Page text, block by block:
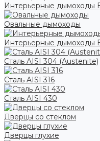
Интерьерные дымоходы
Овальные дымоходы
Интерьерные дымоходы
Сталь AISI 304 (Austenite)
Сталь AISI 316
Сталь AISI 430
Дверцы со стеклом
Дверцы глухие